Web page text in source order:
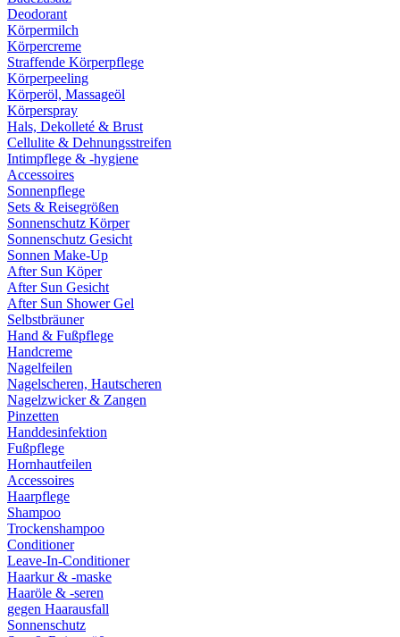
Deodorant
Körpermilch
Körpercreme
Straffende Körperpflege
Körperpeeling
Körperöl, Massageöl
Körperspray
Hals, Dekolleté & Brust
Cellulite & Dehnungsstreifen
Intimpflege & -hygiene
Accessoires
Sonnenpflege
Sets & Reisegrößen
Sonnenschutz Körper
Sonnenschutz Gesicht
Sonnen Make-Up
After Sun Köper
After Sun Gesicht
After Sun Shower Gel
Selbstbräuner
Hand & Fußpflege
Handcreme
Nagelfeilen
Nagelscheren, Hautscheren
Nagelzwicker & Zangen
Pinzetten
Handdesinfektion
Fußpflege
Hornhautfeilen
Accessoires
Haarpflege
Shampoo
Trockenshampoo
Conditioner
Leave-In-Conditioner
Haarkur & -maske
Haaröle & -seren
gegen Haarausfall
Sonnenschutz